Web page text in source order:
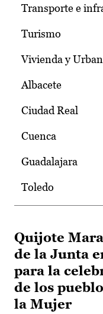
Transporte e
Turismo
Vivienda y
Albacete
Ciudad Real
Cuenca
Guadalajara
Toledo
Quijote
de la Junta
para la
de los
la Mujer